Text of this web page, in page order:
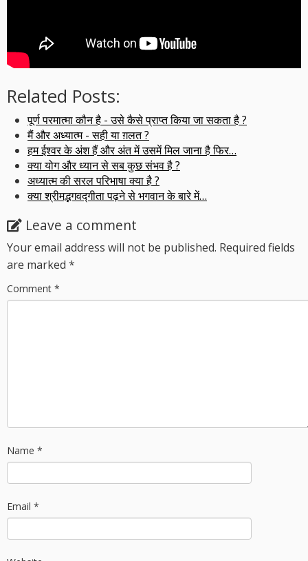
Related Posts:
पूर्ण परमात्मा कौन है - उसे कैसे प्राप्त किया जा सकता है ?
मैं और अध्यात्म - सही या ग़लत ?
हम ईश्वर के अंश हैं और अंत में उसमें मिल जाना है फिर…
क्या योग और ध्यान से सब कुछ संभव है ?
अध्यात्म की सरल परिभाषा क्या है ?
क्या श्रीमद्भगवद्गीता पढ़ने से भगवान के बारे में…
Leave a comment
Your email address will not be published. Required fields
are marked *
Comment *
Name *
Email *